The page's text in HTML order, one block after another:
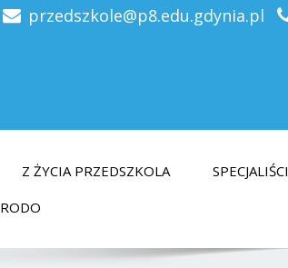
przedszkole@p8.edu.gdynia.pl
Z ŻYCIA PRZEDSZKOLA
SPECJALIŚCI
RODO